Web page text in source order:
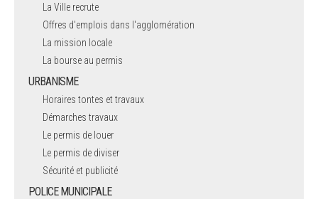
La Ville recrute
Offres d'emplois dans l'agglomération
La mission locale
La bourse au permis
URBANISME
Horaires tontes et travaux
Démarches travaux
Le permis de louer
Le permis de diviser
Sécurité et publicité
POLICE MUNICIPALE